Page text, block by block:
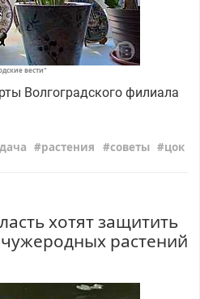
вести"
Волгоградского филиала
растения советы цок
хотят защитить
растений